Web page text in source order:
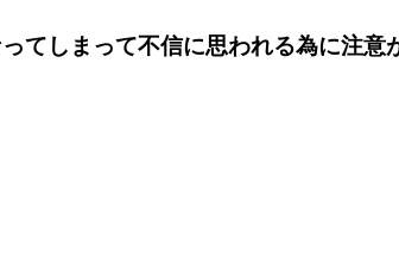
しまって不信に思われる為に注意